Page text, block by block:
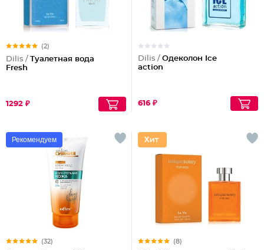
(2)
Dilis / Туалетная вода
Fresh
1292 ₽
Dilis / Одеколон Ice
action
616 ₽
Рекомендуем
(32) (8)